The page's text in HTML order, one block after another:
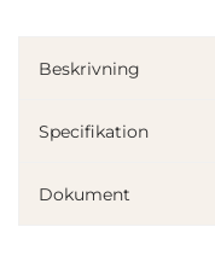
Beskrivning
Specifikation
Dokument